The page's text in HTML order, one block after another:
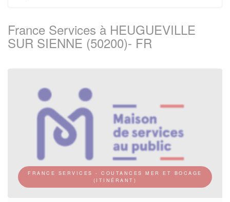
France Services à HEUGUEVILLE
SUR SIENNE (50200)- FR
FRANCE SERVICES - COUTANCES MER ET BOCAGE
(ITINÉRANT)